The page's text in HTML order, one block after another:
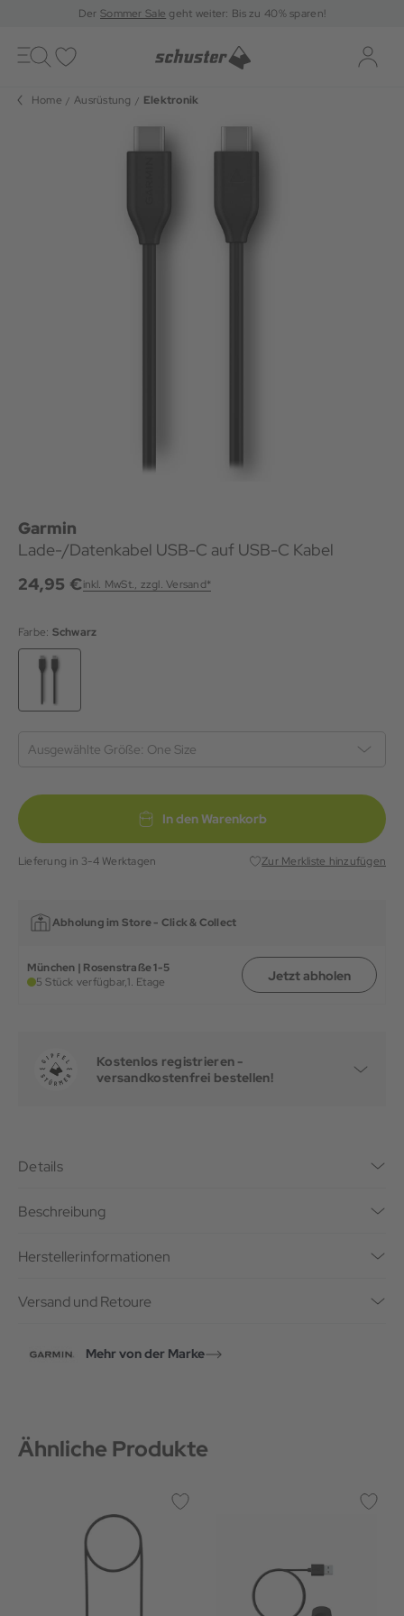
DerSommer Sale geht weiter: Bis zu 40% sparen!
Toggle
navigation
Home Ausrüstung Elektronik
Garmin
Lade-/Datenkabel USB-C auf USB-C Kabel
24,95 €inkl. MwSt., zzgl. Versand*
Farbe: Schwarz
Ausgewählte Größe: One Size
In den Warenkorb
Lieferung in 3-4 Werktagen Zur Merkliste hinzufügen
Abholung im Store - Click & Collect
München | Rosenstraße 1-5
5 Stück verfügbar,1. Etage Jetzt abholen
Kostenlos registrieren -
versandkostenfrei bestellen!
Details
Beschreibung
Herstellerinformationen
Versand und Retoure
Mehr von der Marke
Ähnliche Produkte